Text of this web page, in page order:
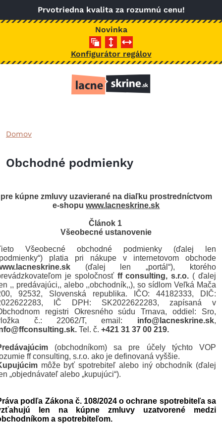
Skočiť na hlavný obsah
Prvotriedna kvalita za rozumnú cenu!
Novinka
Konfigurátor regálov
Domov
Obchodné podmienky
pre kúpne zmluvy uzavierané na diaľku prostredníctvom
e-shopuwww.lacneskrine.sk
Článok 1
Všeobecné ustanovenie
Všeobecné obchodné podmienky (ďalej len
platia pri nákupe v internetovom obchode
(ďalej len „portál“), ktorého
je spoločnosť ff consulting, s.r.o. ( ďalej
,, predávajúci,, alebo ,,obchodník,,), so sídlom Veľká Mača
92532, Slovenská republika. IČO: 44182333, DIČ:
IČ DPH: SK2022622283, zapísaná v
registri Okresného súdu Trnava, oddiel: Sro,
č.: 22062/T, email: info@lacneskrine.sk,
Tel. č.+421 31 37 00 219.
(obchodníkom) sa pre účely týchto VOP
ff consulting, s.r.o. ako je definovaná vyššie.
môže byť spotrebiteľ alebo iný obchodník (ďalej
„objednávateľ alebo „kupujúci“).
podľa Zákona č. 108/2024 o ochrane spotrebiteľa sa
len na kúpne zmluvy uzatvorené medzi
a spotrebiteľom.